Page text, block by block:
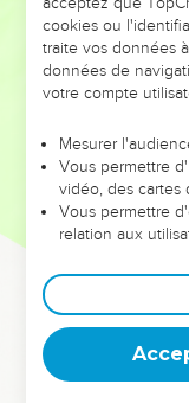
ET SI LEURS
leur foi ou leur
et les saisons
sont
Dans cette
clés pour avancer
deviennent vos
équipe, un
cookies ou
traite vos données
données de
votre compte
Mesurer
Vous permettre
vidéo, des cartes
Vous permettre
relation aux